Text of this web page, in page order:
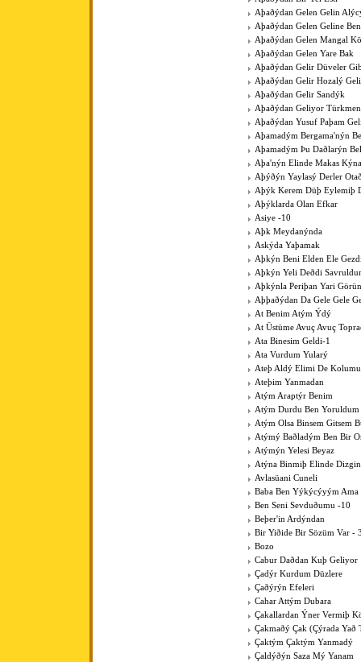
Aþaðýdan Gelen Gelin
Aþaðýdan Gelen Geline
Aþaðýdan Gelen Mangal
Aþaðýdan Gelen Yare Bak
Aþaðýdan Gelir Düveler
Aþaðýdan Gelir Hozalý
Aþaðýdan Gelir Sandýk
Aþaðýdan Geliyor
Aþaðýdan Yusuf Paþam
Aþamadým Bergama'nýn
Aþamadým Þu Daðlarýn
Aþa'nýn Elinde Makas
Aþýðýn Yaylasý Derler
Aþýk Kerem Düþ Eylemiþ
Aþýklarda Olan Efkar
Asiye -10
Aþk Meydanýnda
Askýda Yaþamak
Aþkýn Beni Elden Ele
Aþkýn Yeli Deðdi
Aþkýnla Periþan Yari
Aþþaðýdan Da Gele Gele
At Benim Atým Ýdý
At Üstüme Avuç Avuç
Ata Binesim Geldi-1
Ata Vurdum Yularý
Ateþ Aldý Elimi De Kolumu
Ateþim Yanmadan
Atým Araptýr Benim
Atým Durdu Ben Yoruldum
Atým Olsa Binsem Gitsem
Atýmý Baðladým Ben Bir
Atýmýn Yelesi Beyaz
Atýna Binmiþ Elinde
Avlasüani Cuneli
Baba Ben Yýkýcýyým
Ben Seni Sevduðumu -10
Beþer'in Ardýndan
Bir Yiðide Bir Sözüm Var -
Bozo
Cabur Daðdan Kuþ Geliyor
Çadýr Kurdum Düzlere
Çaðýrýn Efeleri
Cahar Attým Dubara
Çakallardan Ýner Vermiþ
Çakmaðý Çak (Çýrada Yað
Çaktým Çaktým Yanmadý
Çaldýðýn Saza Mý Yanam